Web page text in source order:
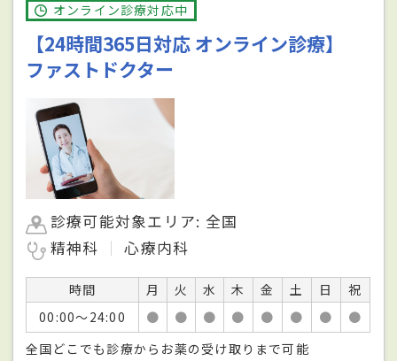
オンライン診療対応中
【24時間365日対応 オンライン診療】
ファストドクター
診療可能対象エリア: 全国
精神科
心療内科
時間 月 火 水 木 金 土 日
祝
00:00〜24:00
● ● ● ● ● ● ●
●
全国どこでも診療からお薬の受け取りまで可能